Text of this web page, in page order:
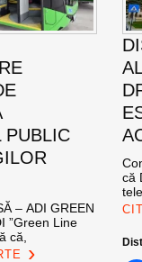
PUBLIC
– ADI GREEN
”Green Line
că,
că